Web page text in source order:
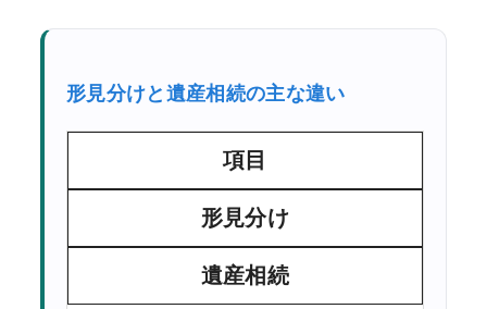
形見分けと遺産相続の主な違い
項目
形見分け
遺産相続